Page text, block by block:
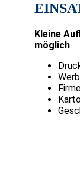
Kleine
möglich